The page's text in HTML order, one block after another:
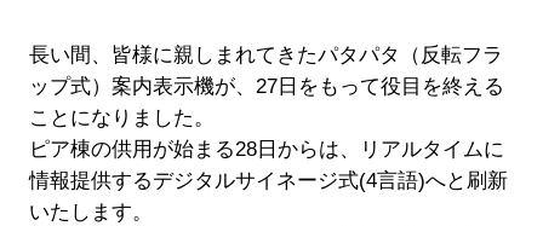
長い間、皆様に親しまれてきたパタパタ（反転フラ
ップ式）案内表示機が、27日をもって役目を終える
ことになりました。
ピア棟の供用が始まる28日からは、リアルタイムに
情報提供するデジタルサイネージ式(4言語)へと刷新
いたします。